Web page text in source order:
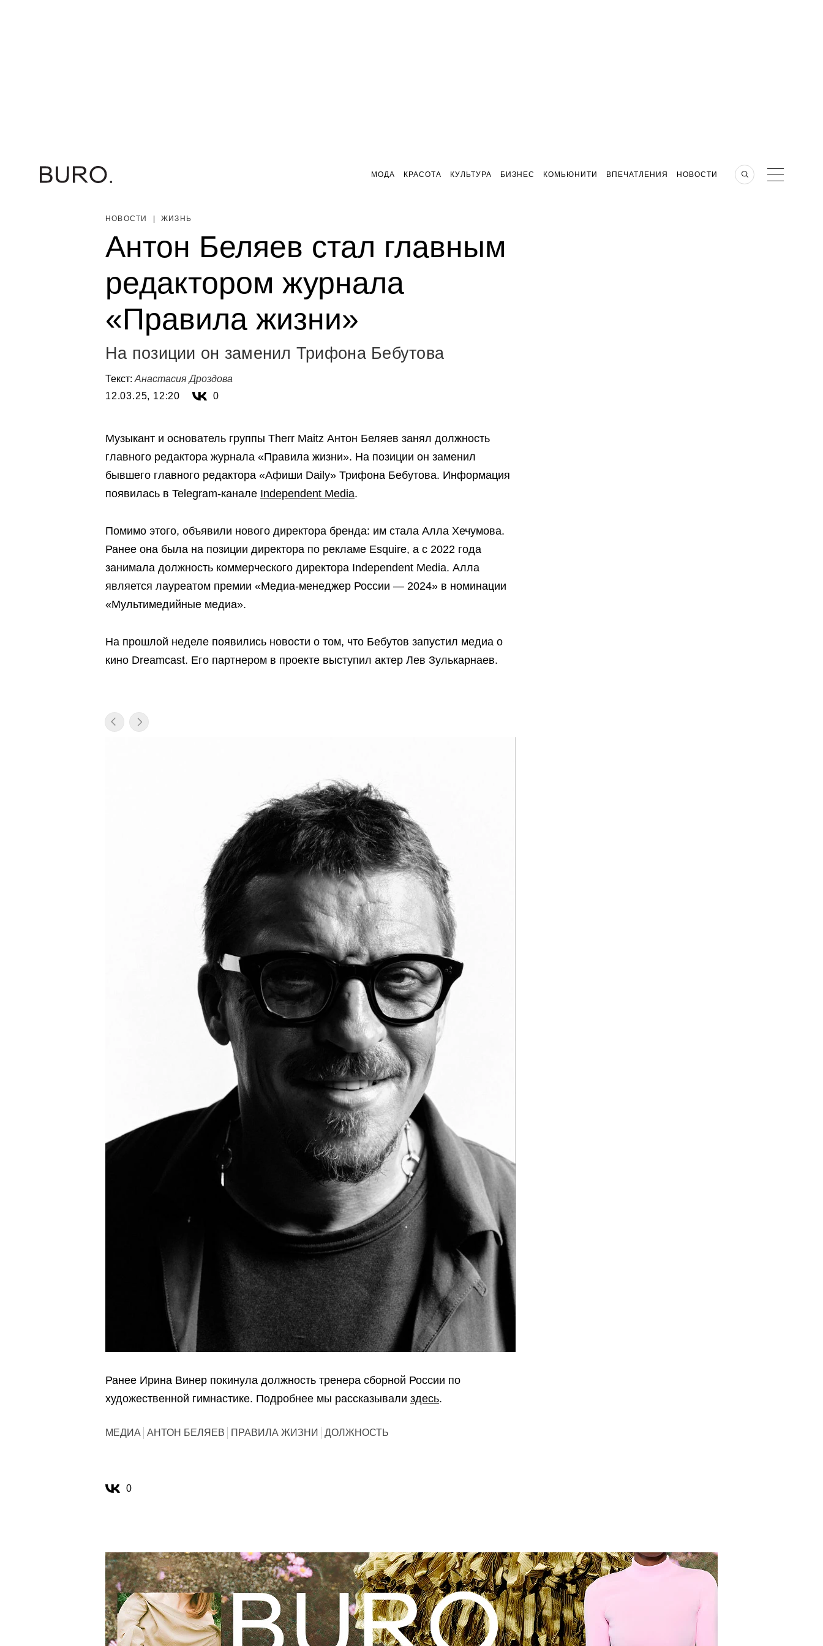
МОДА КРАСОТА КУЛЬТУРА БИЗНЕС КОМЬЮНИТИ ВПЕЧАТЛЕНИЯ НОВОСТИ
НОВОСТИ ЖИЗНЬ
Антон Беляев стал главным
редактором журнала
«Правила жизни»
На позиции он заменил Трифона Бебутова
Текст: Анастасия Дроздова
12.03.25, 12:20
0
Музыкант и основатель группы Therr Maitz Антон Беляев занял должность
главного редактора журнала «Правила жизни». На позиции он заменил
бывшего главного редактора «Афиши Daily» Трифона Бебутова. Информация
появилась в Telegram-канале Independent Media.
Помимо этого, объявили нового директора бренда: им стала Алла Хечумова.
Ранее она была на позиции директора по рекламе Esquire, а с 2022 года
занимала должность коммерческого директора Independent Media. Алла
является лауреатом премии «Медиа-менеджер России — 2024» в номинации
«Мультимедийные медиа».
На прошлой неделе появились новости о том, что Бебутов запустил медиа о
кино Dreamcast. Его партнером в проекте выступил актер Лев Зулькарнаев.
Ранее Ирина Винер покинула должность тренера сборной России по
художественной гимнастике. Подробнее мы рассказывали здесь.
МЕДИА АНТОН БЕЛЯЕВ ПРАВИЛА ЖИЗНИ ДОЛЖНОСТЬ
0